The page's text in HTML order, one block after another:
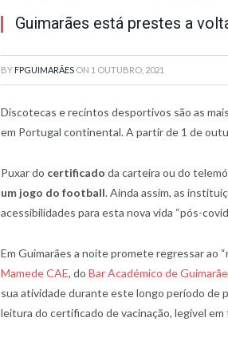
Guimarães está prestes a
BY FPGUIMARÃES ON 1 OUTUBRO, 2021
Discotecas e recintos desportivos são as
em Portugal continental. A partir de 1 de
Puxar do certificado da carteira ou do
um jogo do football. Ainda assim, as
acessibilidades para esta nova vida “pós-
Em Guimarães a noite promete regressar ao
Mamede CAE, do Bar Académico de
sua atividade durante este longo período de
leitura do certificado de vacinação, legível em